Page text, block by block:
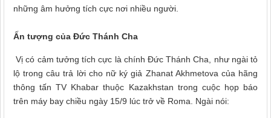
những âm hưởng tích cực nơi nhiều người.
Ấn tượng của Đức Thánh Cha
Vị có cảm tưởng tích cực là chính Đức Thánh Cha, như ngài tỏ
lộ trong câu trả lời cho nữ ký giả Zhanat Akhmetova của hãng
thông tấn TV Khabar thuộc Kazakhstan trong cuộc họp báo
trên máy bay chiều ngày 15/9 lúc trở về Roma. Ngài nói: